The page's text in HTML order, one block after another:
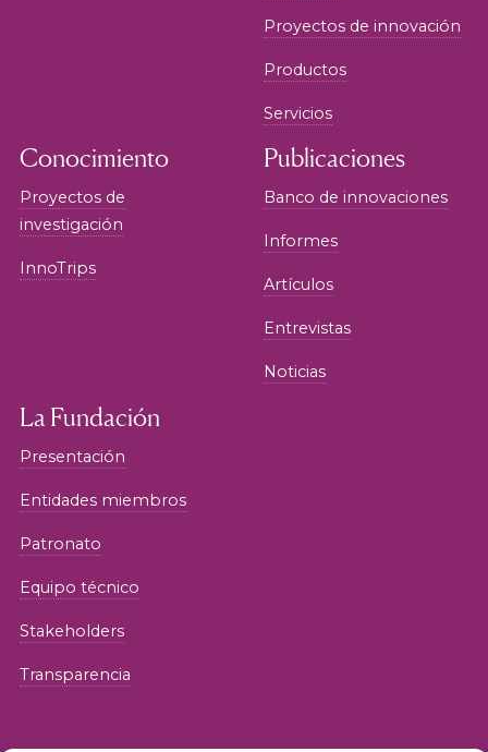
Proyectos de innovación
Productos
Servicios
Conocimiento
Proyectos de
investigación
InnoTrips
Publicaciones
Banco de innovaciones
Informes
Artículos
Entrevistas
Noticias
La Fundación
Presentación
Entidades miembros
Patronato
Equipo técnico
Stakeholders
Transparencia